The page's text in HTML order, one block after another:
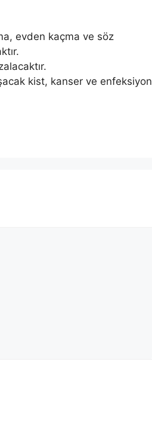
evden kaçma ve söz
kist, kanser ve enfeksiyon